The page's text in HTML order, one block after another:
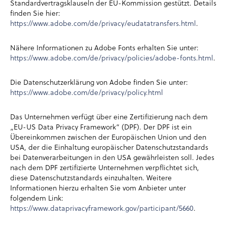
Standardvertragsklauseln der EU-Kommission gestützt. Details
finden Sie hier:
https://www.adobe.com/de/privacy/eudatatransfers.html.
Nähere Informationen zu Adobe Fonts erhalten Sie unter:
https://www.adobe.com/de/privacy/policies/adobe-fonts.html.
Die Datenschutzerklärung von Adobe finden Sie unter:
https://www.adobe.com/de/privacy/policy.html
Das Unternehmen verfügt über eine Zertifizierung nach dem
„EU-US Data Privacy Framework“ (DPF). Der DPF ist ein
Übereinkommen zwischen der Europäischen Union und den
USA, der die Einhaltung europäischer Datenschutzstandards
bei Datenverarbeitungen in den USA gewährleisten soll. Jedes
nach dem DPF zertifizierte Unternehmen verpflichtet sich,
diese Datenschutzstandards einzuhalten. Weitere
Informationen hierzu erhalten Sie vom Anbieter unter
folgendem Link:
https://www.dataprivacyframework.gov/participant/5660.